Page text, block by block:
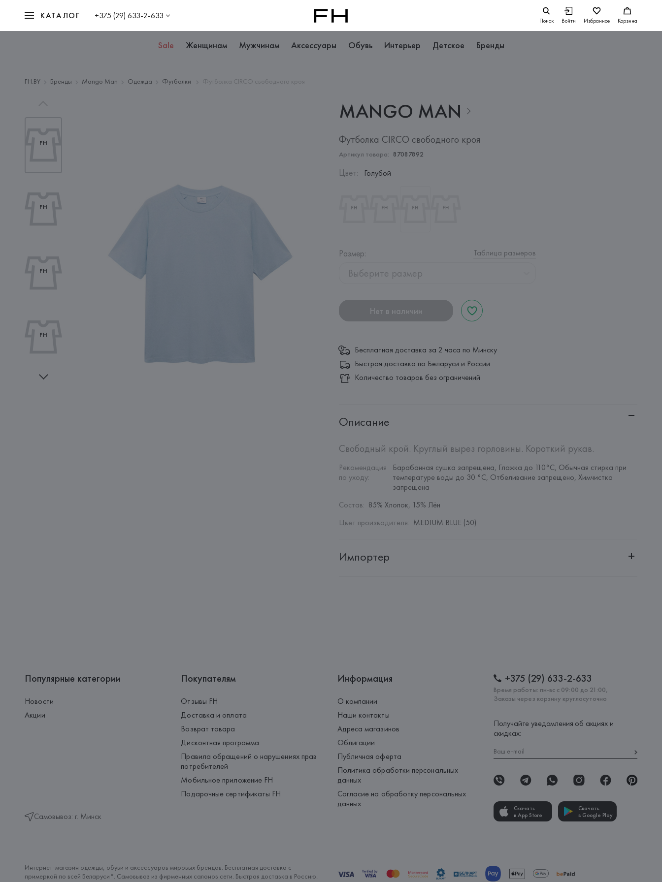
КАТАЛОГ +375 (29) 633-2-633 Поиск Войти Избранное Корзина
Sale Женщинам Мужчинам Аксессуары Обувь Интерьер Детское Бренды
FH.BY Бренды Mango Man Одежда Футболки Футболка CIRCO свободного кроя
MANGO MAN
Футболка CIRCO свободного кроя
Артикул товара: 87087892
Цвет: Голубой
Размер: Таблица размеров
Выберите размер
Нет в наличии
Бесплатная доставка за 2 часа по Минску
Быстрая доставка по Беларуси и России
Количество товаров без ограничений
Описание
Свободный крой. Круглый вырез горловины. Короткий рукав.
Рекомендация
по уходу:
Барабанная сушка запрещена, Глажка до 110°C, Обычная стирка при
температуре воды до 30 °C, Отбеливание запрещено, Химчистка
запрещена
Состав: 85% Хлопок, 15% Лён
Цвет производителя: MEDIUM BLUE (50)
Импортер
Популярные категории
Новости
Акции
Самовывоз: г. Минск
Покупателям
Отзывы FH
Доставка и оплата
Возврат товара
Дисконтная программа
Правила обращений о нарушениях прав
потребителей
Мобильное приложение FH
Подарочные сертификаты FH
Информация
О компании
Наши контакты
Адреса магазинов
Облигации
Публичная оферта
Политика обработки персональных
данных
Согласие на обработку персональных
данных
+375 (29) 633-2-633
Время работы: пн-вс с 09:00 до 21:00,
Заказы через корзину круглосуточно
Получайте уведомления об акциях и
скидках:
Скачать
в App Store
Скачать
в Google Play
Интернет-магазин одежды, обуви и аксессуаров мировых брендов. Бесплатная доставка с
примеркой по всей Беларуси*. Самовывоз из фирменных салонов сети. Быстрая доставка в Россию.